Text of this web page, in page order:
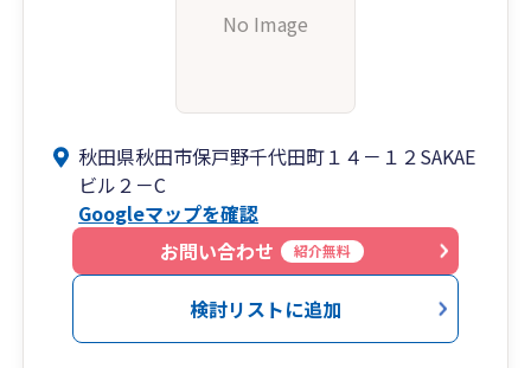
No Image
秋田県秋田市保戸野千代田町１４－１２SAKAE
ビル２－C
Googleマップを確認
お問い合わせ
紹介無料
検討リストに追加